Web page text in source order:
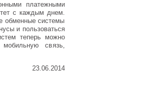
платежными
с каждым днем.
обменные системы
и пользоваться
теперь можно
связь,
23.06.2014